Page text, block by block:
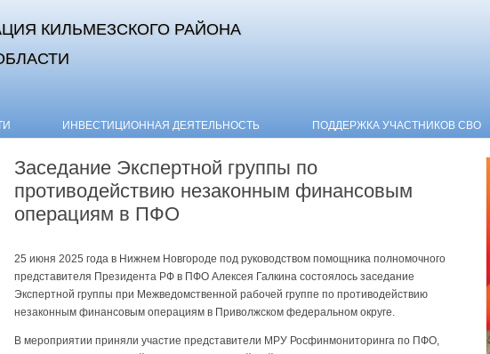
КИЛЬМЕЗСКОГО РАЙОНА
Skip to content
ИНВЕСТИЦИОННАЯ ДЕЯТЕЛЬНОСТЬ ПОДДЕРЖКА УЧАСТНИКОВ СВО
Заседание Экспертной группы по
противодействию незаконным финансовым
операциям в ПФО
25 июня 2025 года в Нижнем Новгороде под руководством помощника полномочного
представителя Президента РФ в ПФО Алексея Галкина состоялось заседание
Экспертной группы при Межведомственной рабочей группе по противодействию
незаконным финансовым операциям в Приволжском федеральном округе.
В мероприятии приняли участие представители МРУ Росфинмониторинга по ПФО,